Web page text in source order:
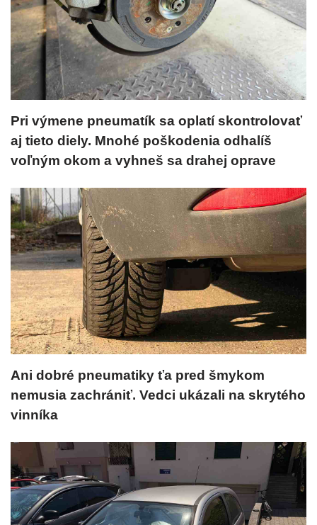
Pri výmene pneumatík sa oplatí skontrolovať
aj tieto diely. Mnohé poškodenia odhalíš
voľným okom a vyhneš sa drahej oprave
Ani dobré pneumatiky ťa pred šmykom
nemusia zachrániť. Vedci ukázali na skrytého
vinníka